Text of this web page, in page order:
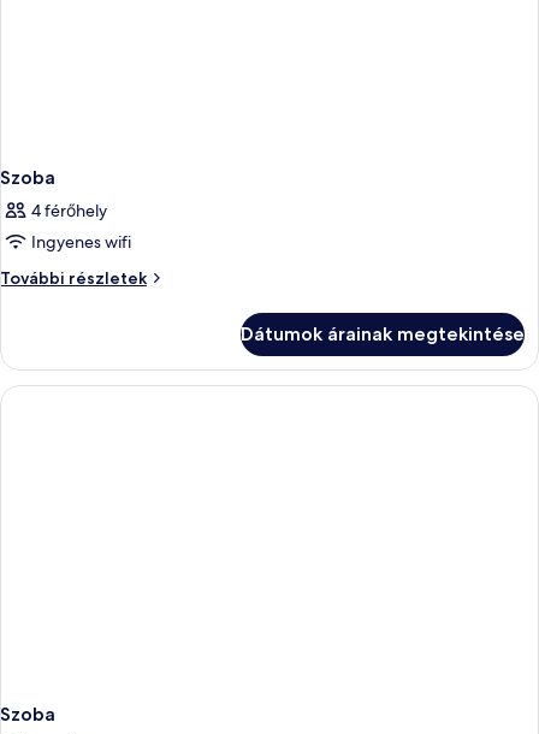
Szoba
4 férőhely
Ingyenes wifi
További részletek
Szoba
Dátumok árainak megtekintése
Szoba